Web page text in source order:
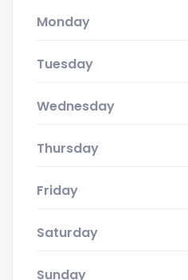
Monday
Tuesday
Wednesday
Thursday
Friday
Saturday
Sunday